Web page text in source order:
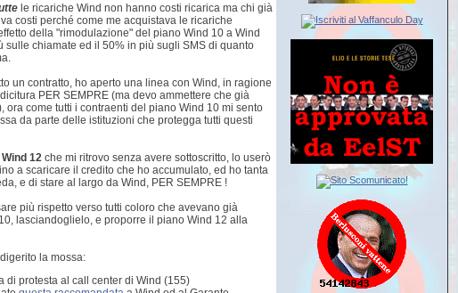
le ricariche Wind non hanno costi ricarica ma chi già
costi perché come me acquistava le ricariche
della "rimodulazione" del piano Wind 10 a Wind
sulle chiamate ed il 50% in più sugli SMS di quanto
un contratto, ho aperto una linea con Wind, in ragione
PER SEMPRE (ma devo ammettere che già
ora come tutti i contraenti del piano Wind 10 mi sento
da parte delle istituzioni che protegga tutti questi
Wind 12 che mi ritrovo senza avere sottoscritto, lo userò
a scaricare il credito che ho accumulato, ed ho tanta
e di stare al largo da Wind, PER SEMPRE !
più rispetto verso tutti coloro che avevano già
lasciandoglielo, e proporre il piano Wind 12 alla
la mossa:
di protesta al call center di Wind (155)